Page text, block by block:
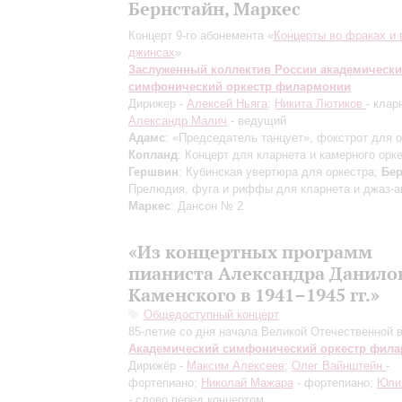
Бернстайн, Маркес
Концерт 9-го абонемента « Концерты во фраках и
джинсах»
Заслуженный коллектив России
симфонический оркестр филармонии
Дирижер - Алексей Ньяга; Никита Лютиков -
Александр Малич - ведущий
Адамс: «Председатель танцует», фокстрот для
Копланд: Концерт для кларнета и камерного
Гершвин: Кубинская увертюра для оркестра;
Прелюдия, фуга и риффы для кларнета и джаз-
Маркес: Дансон № 2
«Из концертных программ
пианиста Александра
Каменского в 1941–1945 гг.»
Общедоступный концерт
85-летие со дня начала Великой Отечественной
Академический симфонический оркестр
Дирижёр - Максим Алексеев; Олег Вайнштейн -
фортепиано; Николай Мажара - фортепиано;